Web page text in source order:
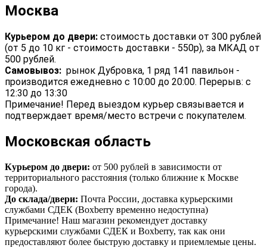
Москва
Курьером до двери: стоимость доставки от 300 рублей
(от 5 до 10 кг - стоимость доставки - 550р), за МКАД от
500 рублей.
Самовывоз: рынок Дубровка, 1 ряд 141 павильон -
производится ежедневно с 10:00 до 20:00. Перерыв: с
12:30 до 13:30
Примечание! Перед выездом курьер связывается и
подтверждает время/место встречи с покупателем.
Московская область
Курьером до двери: от 500 рублей в зависимости от
территориального расстояния (только ближние к Москве
города).
До склада/двери: Почта России, доставка курьерскими
службами СДЕК (Boxberry временно недоступна)
Примечание! Наш магазин рекомендует доставку
курьерскими службами СДЕК и Boxberry, так как они
предоставляют более быструю доставку и приемлемые цены.